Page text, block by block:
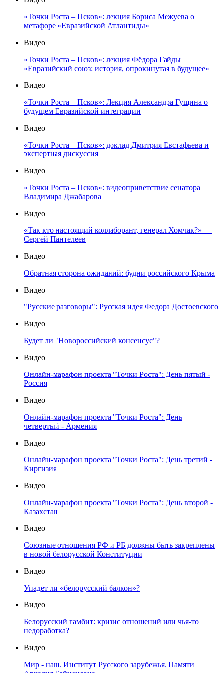
«Точки Роста – Псков»: лекция Бориса Межуева о
метафоре «Евразийской Атлантиды»
Видео
«Точки Роста – Псков»: лекция Фёдора Гайды
«Евразийский союз: история, опрокинутая в будущее»
Видео
«Точки Роста – Псков»: Лекция Александра Гущина о
будущем Евразийской интеграции
Видео
«Точки Роста – Псков»: доклад Дмитрия Евстафьева и
экспертная дискуссия
Видео
«Точки Роста – Псков»: видеоприветствие сенатора
Владимира Джабарова
Видео
«Так кто настоящий коллаборант, генерал Хомчак?» —
Сергей Пантелеев
Видео
Обратная сторона ожиданий: будни российского Крыма
Видео
"Русские разговоры": Русская идея Федора Достоевского
Видео
Будет ли "Новороссийский консенсус"?
Видео
Онлайн-марафон проекта "Точки Роста": День пятый -
Россия
Видео
Онлайн-марафон проекта "Точки Роста": День
четвертый - Армения
Видео
Онлайн-марафон проекта "Точки Роста": День третий -
Киргизия
Видео
Онлайн-марафон проекта "Точки Роста": День второй -
Казахстан
Видео
Союзные отношения РФ и РБ должны быть закреплены
в новой белорусской Конституции
Видео
Упадет ли «белорусский балкон»?
Видео
Белорусский гамбит: кризис отношений или чья-то
недоработка?
Видео
Мир - наш. Институт Русского зарубежья. Памяти